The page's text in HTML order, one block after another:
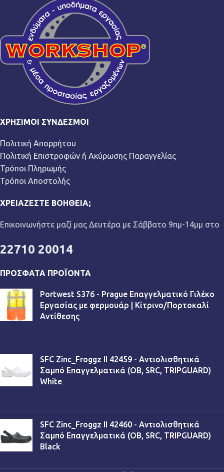
ΧΡΉΣΙΜΟΙ ΣΎΝΔΕΣΜΟΙ
Πολιτική Απορρήτου
Πολιτική Επιστροφών ή Ακύρωσης Παραγγελίας
Τρόποι Πληρωμής
Τρόποι Αποστολής
ΧΡΕΙΆΖΕΣΤΕ ΒΟΉΘΕΙΑ;
Επικοινωνήστε μαζί μας Δευτέρα με Σάββατο 9πμ-14μμ στο
22710 20014
ΠΡΌΣΦΑΤΑ ΠΡΟΪΌΝΤΑ
Portwest S376 - Prague Επαγγελματικό Γιλέκο
Εργασίας με φερμουάρ | Κίτρινο/Πορτοκαλί
Αντίθεσης
SFC Zinc_Froggz II 42459 - Αντιολισθητικά
Σαμπό Επαγγελματικά (OB, SRC, TRIPGUARD)
White
SFC Zinc_Froggz II 42460 - Αντιολισθητικά
Σαμπό Επαγγελματικά (OB, SRC, TRIPGUARD)
Black